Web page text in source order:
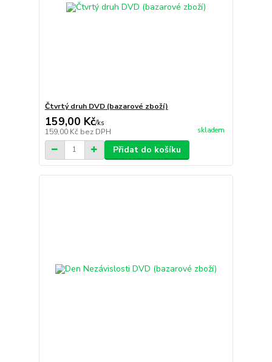
Čtvrtý druh DVD (bazarové zboží)
159,00 Kč/ks
159,00 Kč bez DPH skladem
Přidat do košíku